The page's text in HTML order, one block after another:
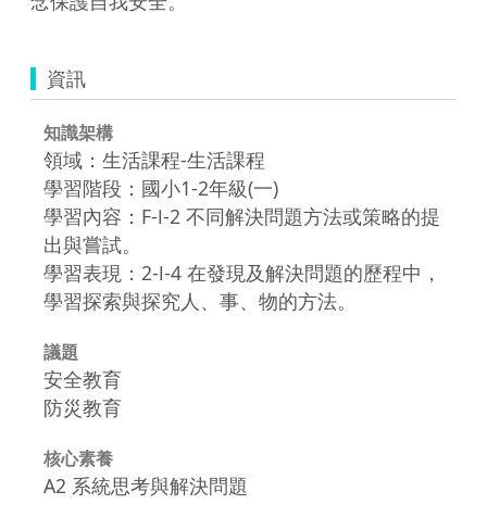
資訊
知識架構
領域：生活課程-生活課程
學習階段：國小1-2年級(一)
學習內容：F-Ⅰ-2 不同解決問題方法或策略的提
出與嘗試。
學習表現：2-Ⅰ-4 在發現及解決問題的歷程中，
學習探索與探究人、事、物的方法。
議題
安全教育
防災教育
核心素養
A2 系統思考與解決問題